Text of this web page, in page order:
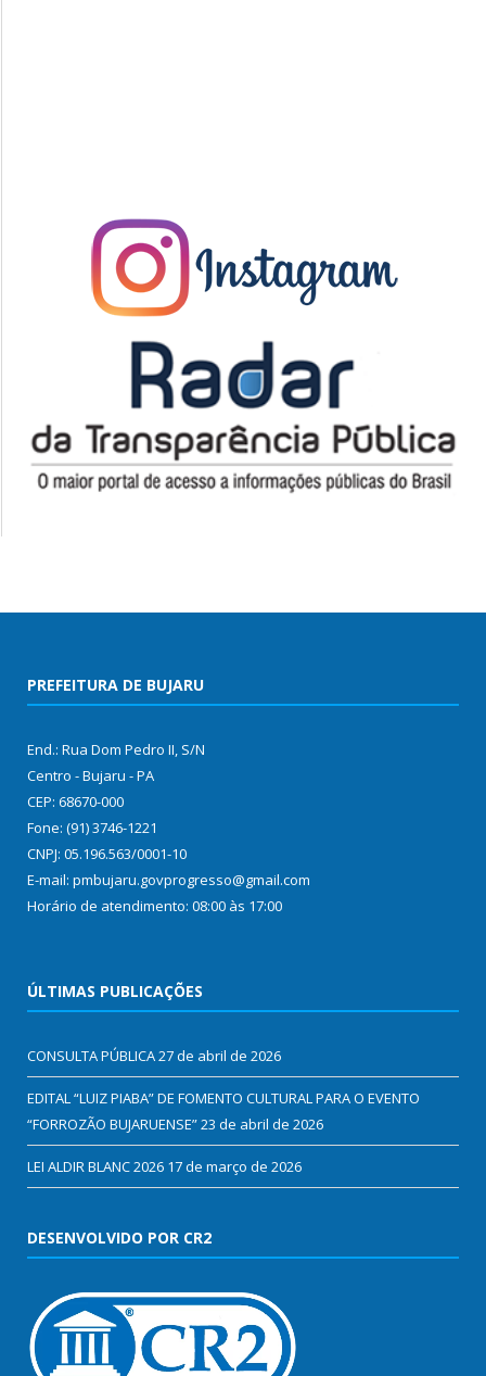
PREFEITURA DE BUJARU
End.: Rua Dom Pedro II, S/N
Centro - Bujaru - PA
CEP: 68670-000
Fone: (91) 3746-1221
CNPJ: 05.196.563/0001-10
E-mail: pmbujaru.govprogresso@gmail.com
Horário de atendimento: 08:00 às 17:00
ÚLTIMAS PUBLICAÇÕES
CONSULTA PÚBLICA27 de abril de 2026
EDITAL “LUIZ PIABA” DE FOMENTO CULTURAL PARA O EVENTO
“FORROZÃO BUJARUENSE”23 de abril de 2026
LEI ALDIR BLANC 2026 17 de março de 2026
DESENVOLVIDO POR CR2